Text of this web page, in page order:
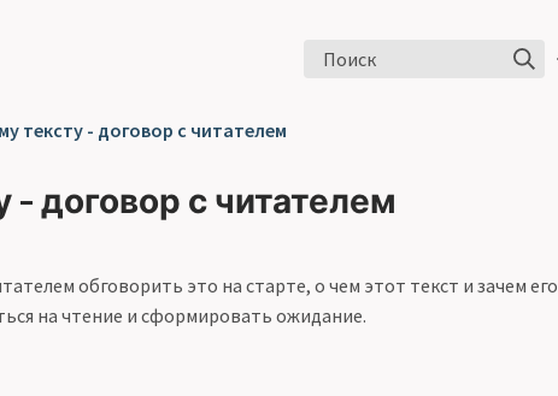
Поиск
тексту - договор с читателем
- договор с читателем
обговорить это на старте, о чем этот текст и зачем его
на чтение и сформировать ожидание.